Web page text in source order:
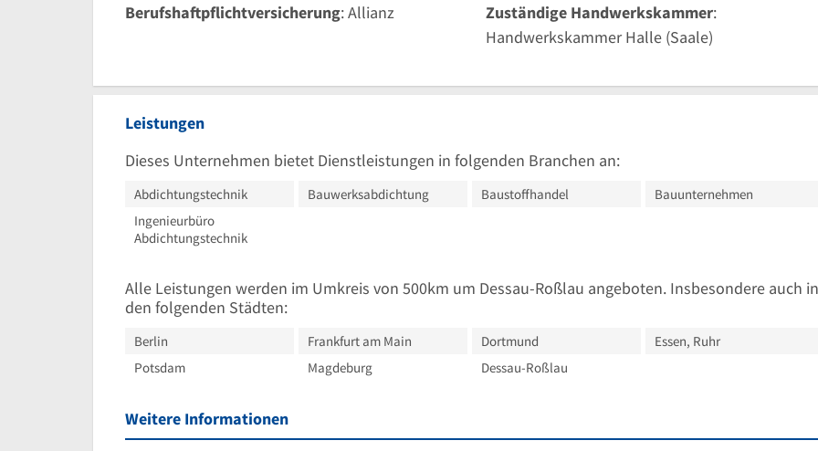
Berufshaftpflichtversicherung: Allianz Zuständige Handwerkskammer:
Handwerkskammer Halle (Saale)
Leistungen
Dieses Unternehmen bietet Dienstleistungen in folgenden Branchen an:
Abdichtungstechnik Bauwerksabdichtung Baustoffhandel
Bauunternehmen
Ingenieurbüro
Abdichtungstechnik
Alle Leistungen werden im Umkreis von 500km um Dessau-Roßlau angeboten. Insbesondere auch in
den folgenden Städten:
Berlin Frankfurt am Main Dortmund
Essen, Ruhr
Potsdam
Magdeburg Dessau-Roßlau
Weitere Informationen